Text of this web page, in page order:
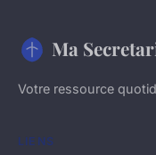
Ma
Votre ressource
LIENS